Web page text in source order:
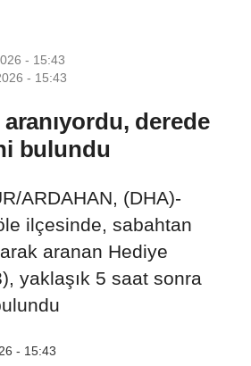
- 15:43
- 15:43
derede
bulundu
ARDAHAN, (DHA)-
ilçesinde, sabahtan
aranan Hediye
yaklaşık 5 saat sonra
- 15:43